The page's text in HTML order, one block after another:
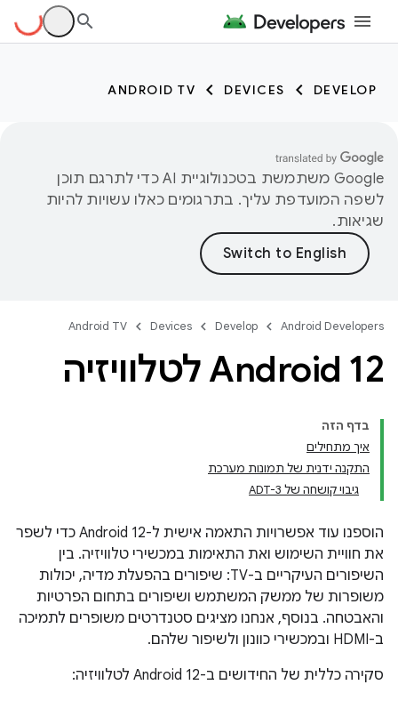
DEVELOP
DEVICES
ANDROID TV
‫Google משתמשת בטכנולוגיית AI כדי לתרגם תוכן
לשפה המועדפת עליך. בתרגומים כאלו עשויות להיות
שגיאות.
Android Developers
Develop
Devices
Android TV
Android 12 לטלוויזיה
בדף הזה
איך מתחילים
התקנה ידנית של תמונות מערכת
גיבוי קושחה של ADT-3
הוספנו עוד אפשרויות התאמה אישית ל-Android 12 כדי לשפר
את חוויית השימוש ואת התאימות במכשירי טלוויזיה. בין
השיפורים העיקריים ב-TV: שיפורים בהפעלת מדיה, יכולות
משופרות של ממשק המשתמש ושיפורים בתחום הפרטיות
והאבטחה. בנוסף, אנחנו מציגים סטנדרטים משופרים לתמיכה
ב-HDMI ובמכשירי כוונון ולשיפור שלהם.
סקירה כללית של החידושים ב-Android 12 לטלוויזיה: